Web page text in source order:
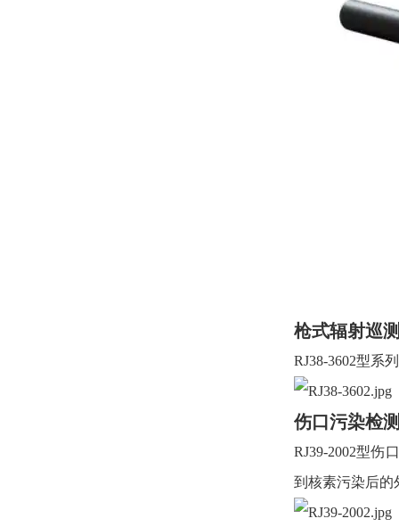
枪式辐射巡
RJ38-3602型系
伤口污染检
RJ39-2002型伤
到核素污染后的